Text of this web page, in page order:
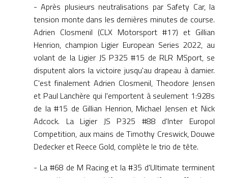
- Après plusieurs neutralisations par Safety Car, la
tension monte dans les dernières minutes de course.
Adrien Closmenil (CLX Motorsport #17) et Gillian
Henrion, champion Ligier European Series 2022, au
volant de la Ligier JS P325 #15 de RLR MSport, se
disputent alors la victoire jusqu'au drapeau à damier.
C'est finalement Adrien Closmenil, Theodore Jensen
et Paul Lanchère qui l'emportent à seulement 1:928s
de la #15 de Gillian Henrion, Michael Jensen et Nick
Adcock. La Ligier JS P325 #88 d'Inter Europol
Competition, aux mains de Timothy Creswick, Douwe
Dedecker et Reece Gold, complète le trio de tête.
- La #68 de M Racing et la #35 d'Ultimate terminent